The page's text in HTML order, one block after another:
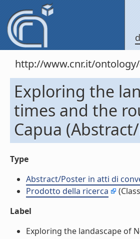
http://www.cnr.it/
Exploring the
times and the
Capua
Type
Abstract/Poster in atti di
Prodotto della ricerca
Label
Exploring the landascape of